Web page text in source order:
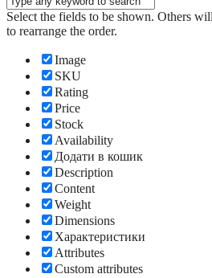
Select the fields to be shown. Others
to rearrange the order.
Image
SKU
Rating
Price
Stock
Availability
Додати в кошик
Description
Content
Weight
Dimensions
Характеристики
Attributes
Custom attributes